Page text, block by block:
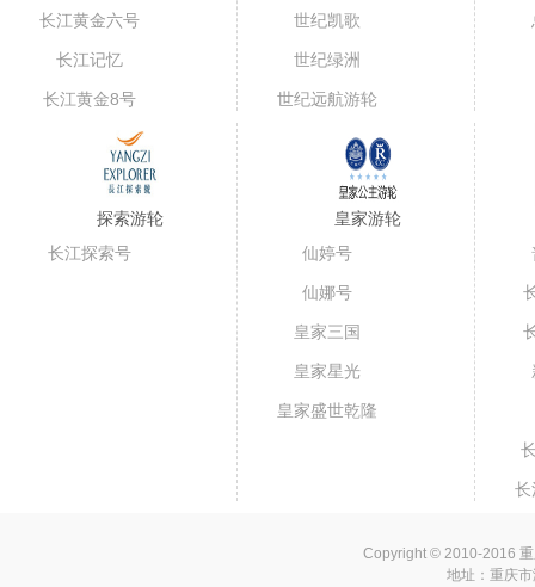
长江黄金六号
长江记忆
长江黄金8号
世纪凯歌
世纪绿洲
世纪远航游轮
探索游轮
长江探索号
皇家游轮
仙婷号
仙娜号
皇家三国
皇家星光
皇家盛世乾隆
长
Copyright © 2010-2016
地址：重庆